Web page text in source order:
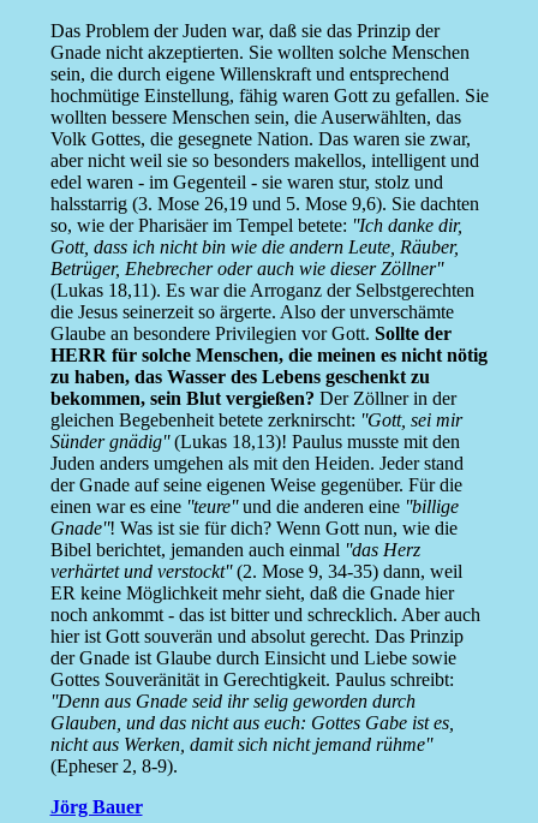
Das Problem der Juden war, daß sie das Prinzip der
Gnade nicht akzeptierten. Sie wollten solche Menschen
sein, die durch eigene Willenskraft und entsprechend
hochmütige Einstellung, fähig waren Gott zu gefallen. Sie
wollten bessere Menschen sein, die Auserwählten, das
Volk Gottes, die gesegnete Nation. Das waren sie zwar,
aber nicht weil sie so besonders makellos, intelligent und
edel waren - im Gegenteil - sie waren stur, stolz und
halsstarrig (3. Mose 26,19 und 5. Mose 9,6). Sie dachten
so, wie der Pharisäer im Tempel betete: ''Ich danke dir,
Gott, dass ich nicht bin wie die andern Leute, Räuber,
Betrüger, Ehebrecher oder auch wie dieser Zöllner''
(Lukas 18,11). Es war die Arroganz der Selbstgerechten
die Jesus seinerzeit so ärgerte. Also der unverschämte
Glaube an besondere Privilegien vor Gott. Sollte der
HERR für solche Menschen, die meinen es nicht nötig
zu haben, das Wasser des Lebens geschenkt zu
bekommen, sein Blut vergießen? Der Zöllner in der
gleichen Begebenheit betete zerknirscht: ''Gott, sei mir
Sünder gnädig''(Lukas 18,13)! Paulus musste mit den
Juden anders umgehen als mit den Heiden. Jeder stand
der Gnade auf seine eigenen Weise gegenüber. Für die
einen war es eine ''teure''und die anderen eine ''billige
Gnade''! Was ist sie für dich? Wenn Gott nun, wie die
Bibel berichtet, jemanden auch einmal ''das Herz
verhärtet und verstockt''(2. Mose 9, 34-35) dann, weil
ER keine Möglichkeit mehr sieht, daß die Gnade hier
noch ankommt - das ist bitter und schrecklich. Aber auch
hier ist Gott souverän und absolut gerecht. Das Prinzip
der Gnade ist Glaube durch Einsicht und Liebe sowie
Gottes Souveränität in Gerechtigkeit. Paulus schreibt:
''Denn aus Gnade seid ihr selig geworden durch
Glauben, und das nicht aus euch: Gottes Gabe ist es,
nicht aus Werken, damit sich nicht jemand rühme''
(Epheser 2, 8-9).
Jörg Bauer